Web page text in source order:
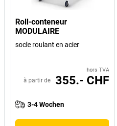
Roll-conteneur
MODULAIRE
socle roulant en acier
hors TVA
à partir de 355.- CHF
3-4 Wochen